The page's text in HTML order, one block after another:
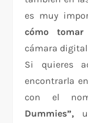
es muy
cómo
cámara
Si quieres
encontrarla
con el
Dummies”,